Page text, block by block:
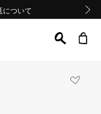
について
について
について